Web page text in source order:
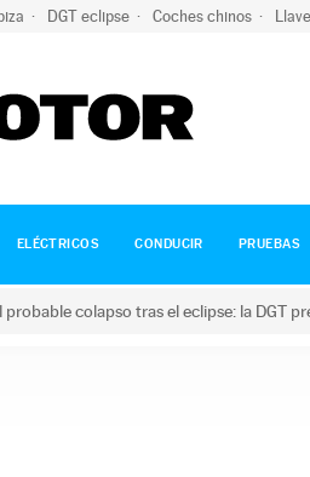
DGT eclipse Coches chinos
ELÉCTRICOS CONDUCIR PRUEBAS
probable colapso tras el eclipse: la DGT